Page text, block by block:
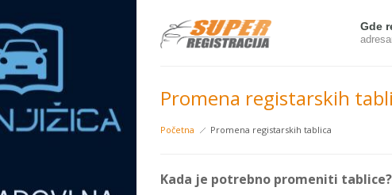
Gde
Promena registarskih
Početna Promena registarskih tablica
Kada je potrebno promeniti tablice?